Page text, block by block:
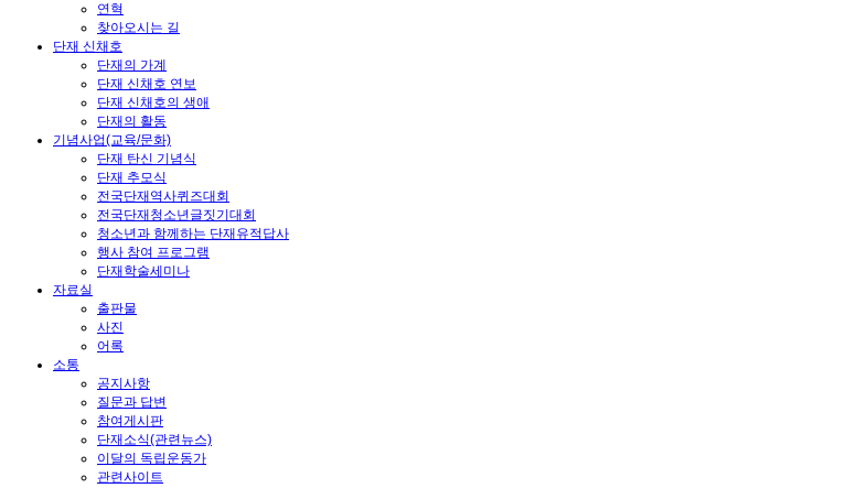
연혁
찾아오시는 길
단재 신채호
단재의 가계
단재 신채호 연보
단재 신채호의 생애
단재의 활동
기념사업(교육/문화)
단재 탄신 기념식
단재 추모식
전국단재역사퀴즈대회
전국단재청소년글짓기대회
청소년과 함께하는 단재유적답사
행사 참여 프로그램
단재학술세미나
자료실
출판물
사진
어록
소통
공지사항
질문과 답변
참여게시판
단재소식(관련뉴스)
이달의 독립운동가
관련사이트